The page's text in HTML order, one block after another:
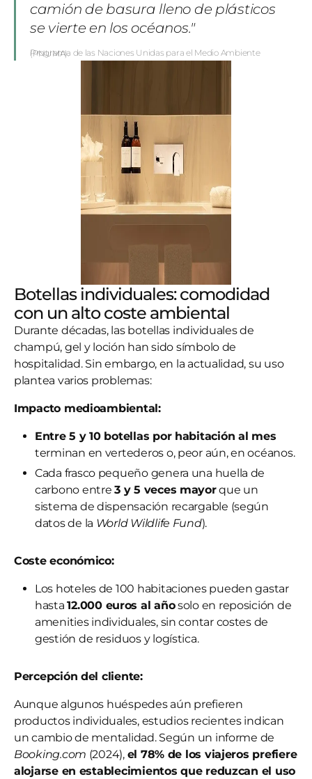
camión de basura lleno de plásticos
se vierte en los océanos."
Programa de las Naciones Unidas para el Medio Ambiente (PNUMA).
Botellas individuales: comodidad
con un alto coste ambiental
Durante décadas, las botellas individuales de
champú, gel y loción han sido símbolo de
hospitalidad. Sin embargo, en la actualidad, su uso
plantea varios problemas:
Impacto medioambiental:
Entre 5 y 10 botellas por habitación al mes
terminan en vertederos o, peor aún, en océanos.
Cada frasco pequeño genera una huella de
carbono entre3 y 5 veces mayorque un
sistema de dispensación recargable (según
datos de la World Wildlife Fund).
Coste económico:
Los hoteles de 100 habitaciones pueden gastar
hasta12.000 euros al añosolo en reposición de
amenities individuales, sin contar costes de
gestión de residuos y logística.
Percepción del cliente:
Aunque algunos huéspedes aún prefieren
productos individuales, estudios recientes indican
un cambio de mentalidad. Según un informe de
Booking.com (2024), el 78% de los viajeros prefiere
alojarse en establecimientos que reduzcan el uso